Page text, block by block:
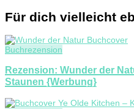
Für dich vielleicht
Buchrezension
Rezension: Wunder der
Staunen {Werbung}